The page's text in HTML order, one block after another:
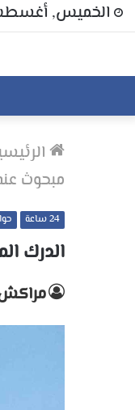
الخميس, أغسطس 6
مبحوث
24 ساعة
الدرك